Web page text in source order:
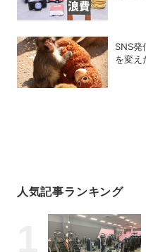
SNS発
を変え
人気記事ランキング